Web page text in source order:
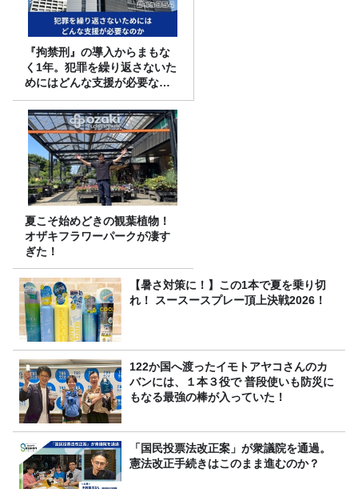
『拘禁刑』の導入からまもな
く1年。犯罪を繰り返さないた
めにはどんな支援が必要なの
か
夏こそ始めどきの観葉植物！
オザキフラワーパークが凄す
ぎた！
【暑さ対策に！】この1本で夏を乗り切
れ！ スースースプレー頂上決戦2026！
122か国へ渡ったイモトアヤコさんのカ
バンには、１本３役で 普段使いも防災に
もなる最強の棒が入っていた！
「国民投票法改正案」が衆議院を通過。
憲法改正手続きはこのまま進むのか？